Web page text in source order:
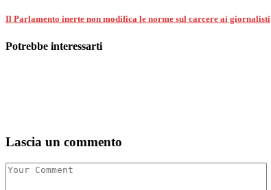
Il Parlamento inerte non modifica le norme sul carcere ai giornalisti
Potrebbe interessarti
Lascia un commento